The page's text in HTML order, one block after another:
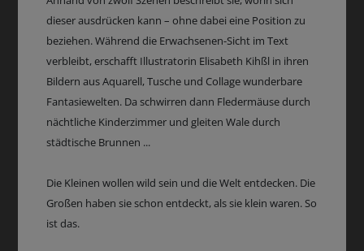
dieser ausdrücken kann – ohne dabei eine Position zu
beziehen. Während die Erwachsenen-Sicht im Text
verbleibt, erschafft Illustratorin Elisabeth Kihßl in ihren
Bildern aus Aquarell, Tusche und Collage wunderbare
Fantasiewelten. Da schwirren dann Fledermäuse durch
nächtliche Kinderzimmer und gleiten Wale durch
städtische Brunnen ...
Die Kleinen wollen wild sein und die Welt entdecken. Die
Großen haben sie schon entdeckt, als sie klein waren. So
ist das.